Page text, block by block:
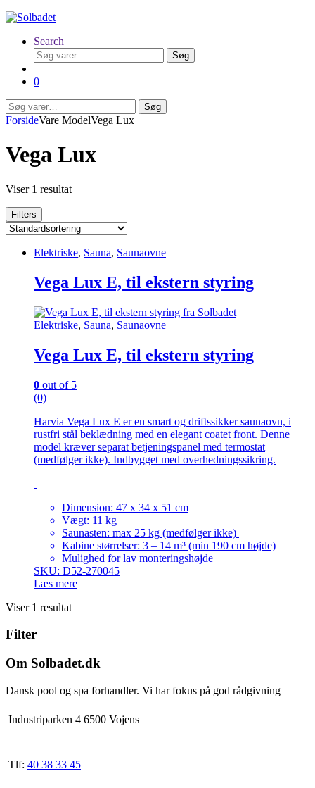
Search
Søg
efter:
Søg
0
Søg
efter:
Søg
ForsideVare ModelVega Lux
Vega Lux
Viser 1 resultat
Filters
Elektriske, Sauna, Saunaovne
Vega Lux E, til ekstern styring
Elektriske, Sauna, Saunaovne
Vega Lux E, til ekstern styring
0 out of 5
(0)
Harvia Vega Lux E er en smart og driftssikker saunaovn, i
rustfri stål beklædning med en elegant coatet front. Denne
model kræver separat betjeningspanel med termostat
(medfølger ikke). Indbygget med overhedningssikring.
Dimension: 47 x 34 x 51 cm
Vægt: 11 kg
Saunasten: max 25 kg (medfølger ikke)
Kabine størrelser: 3 – 14 m³ (min 190 cm højde)
Mulighed for lav monteringshøjde
SKU: D52-270045
Læs mere
Viser 1 resultat
Filter
Om Solbadet.dk
Dansk pool og spa forhandler. Vi har fokus på god rådgivning
Industriparken 4 6500 Vojens
Tlf: 40 38 33 45